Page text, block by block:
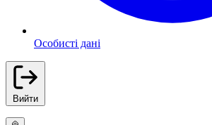
Особисті дані
Вийти